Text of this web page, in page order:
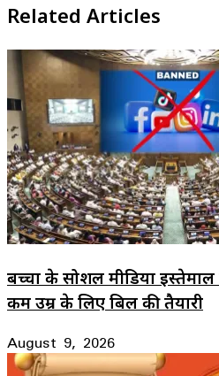
Related Articles
बच्चों के सोशल मीडिया
कम उम्र के लिए बिल की तैयारी
August 9, 2026